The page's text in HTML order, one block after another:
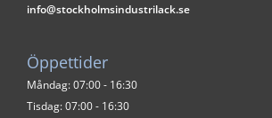
info@stockholmsindustrilack.se
Öppettider
Måndag: 07:00 - 16:30
Tisdag: 07:00 - 16:30